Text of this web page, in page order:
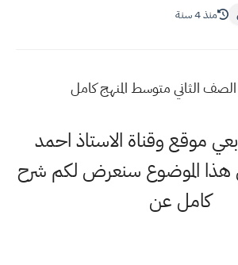
منذ 4 سنة
الثاني متوسط المنهج كامل
موقع وقناة الاستاذ احمد
الموضوع سنعرض لكم شرح
كامل عن